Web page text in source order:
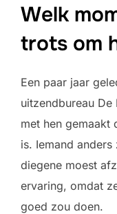
Welk
trots om
Een paar jaar
uitzendbureau
met hen gemaakt
is. Iemand
diegene moest
ervaring, omdat
goed zou doen.